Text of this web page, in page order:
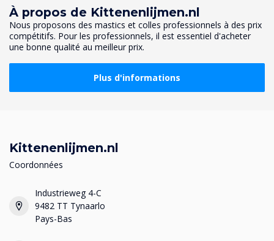
À propos de Kittenenlijmen.nl
Nous proposons des mastics et colles professionnels à des prix
compétitifs. Pour les professionnels, il est essentiel d'acheter
une bonne qualité au meilleur prix.
Plus d'informations
Kittenenlijmen.nl
Coordonnées
Industrieweg 4-C
9482 TT Tynaarlo
Pays-Bas